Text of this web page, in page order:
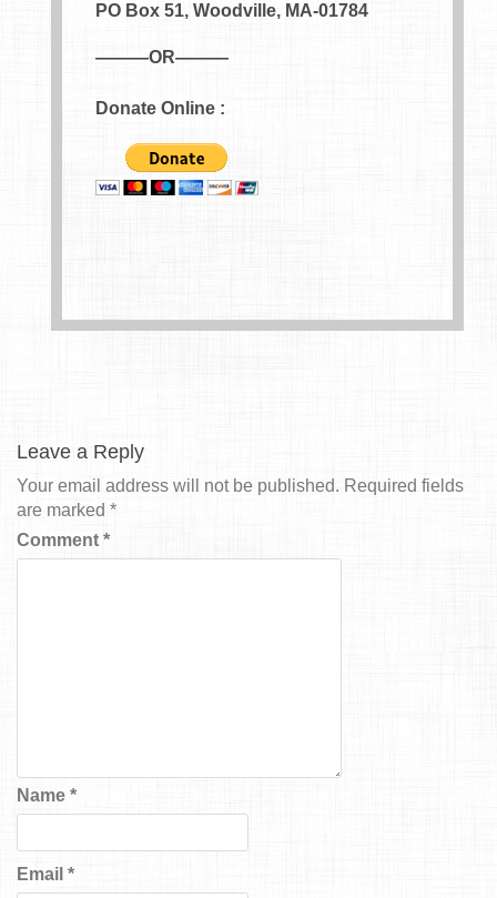
PO Box 51, Woodville, MA-01784
———OR———
Donate Online :
Leave a Reply
Your email address will not be published. Required fields
are marked *
Comment *
Name *
Email *